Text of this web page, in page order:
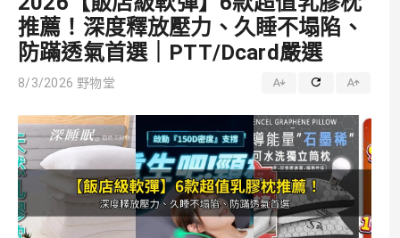
推薦！深度釋放壓力、久睡不塌陷、
防蹣透氣首選｜PTT/Dcard嚴選
8/3/2026 野物堂